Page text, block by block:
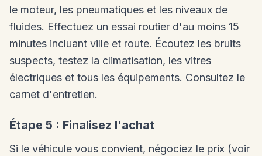
le moteur, les pneumatiques et les niveaux de
fluides. Effectuez un essai routier d'au moins 15
minutes incluant ville et route. Écoutez les bruits
suspects, testez la climatisation, les vitres
électriques et tous les équipements. Consultez le
carnet d'entretien.
Étape 5 : Finalisez l'achat
Si le véhicule vous convient, négociez le prix (voir